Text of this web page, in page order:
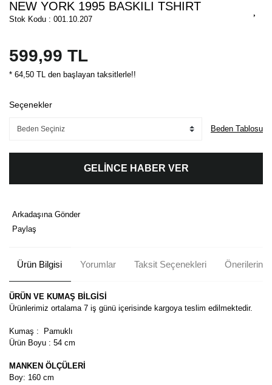
NEW YORK 1995 BASKILI TSHIRT
Stok Kodu : 001.10.207
599,99 TL
* 64,50 TL den başlayan taksitlerle!!
Seçenekler
Beden Tablosu
GELİNCE HABER VER
Arkadaşına Gönder
Paylaş
Ürün Bilgisi Yorumlar Taksit Seçenekleri Önerileriniz
ÜRÜN VE KUMAŞ BİLGİSİ
Ürünlerimiz ortalama 7 iş günü içerisinde kargoya teslim edilmektedir.
Kumaş : Pamuklı
Ürün Boyu : 54 cm
MANKEN ÖLÇÜLERİ
Boy: 160 cm